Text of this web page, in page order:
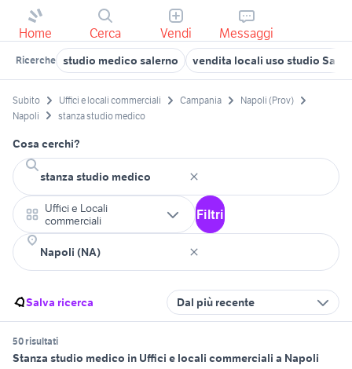
Home Cerca Vendi Messaggi
Ricerche studio medico salerno vendita locali uso studio
Subito Uffici e locali commerciali Campania
Napoli (Prov)
Napoli
stanza studio medico
Cosa cerchi?
Uffici e Locali
commerciali
Filtri
Salva ricerca Dal più recente
50 risultati
Stanza studio medico in Uffici e locali commerciali a Napoli